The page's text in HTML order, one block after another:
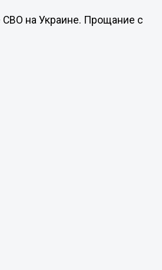
СВО на Украине. Прощание с